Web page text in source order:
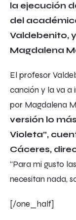
la ejecución
del
Valdebenito,
Magdalena
El profesor
canción y la va
por Magdalena
versión lo
Violeta”,
Cáceres,
“Para mi gusto
necesitan nada,
[/one_half]